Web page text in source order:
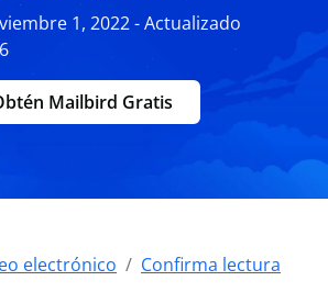
1, 2022 - Actualizado
Mailbird Gratis
electrónico
Confirma lectura